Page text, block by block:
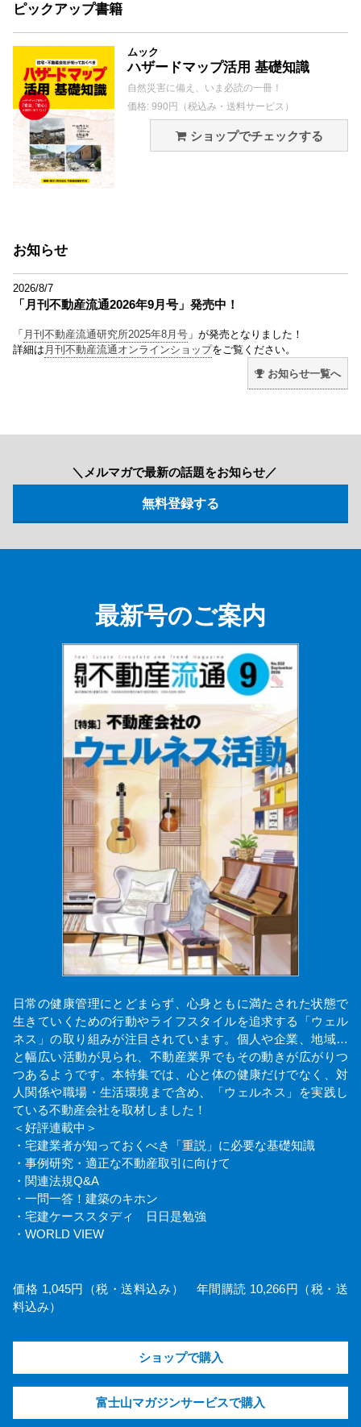
ピックアップ書籍
ムック
ハザードマップ活用 基礎知識
自然災害に備え、いま必読の一冊！
価格: 990円（税込み・送料サービス）
ショップでチェックする
お知らせ
2026/8/7
「月刊不動産流通2026年9月号」発売中！
「 月刊不動産流通研究所2025年8月号 」が発売となりました！
詳細は 月刊不動産流通オンラインショップをご覧ください。
お知らせ一覧へ
＼メルマガで最新の話題をお知らせ／
最新号のご案内
日常の健康管理にとどまらず、心身ともに満たされた状態で
生きていくための行動やライフスタイルを追求する「ウェル
ネス」の取り組みが注目されています。個人や企業、地域…
と幅広い活動が見られ、不動産業界でもその動きが広がりつ
つあるようです。本特集では、心と体の健康だけでなく、対
人関係や職場・生活環境まで含め、「ウェルネス」を実践し
ている不動産会社を取材しました！
＜好評連載中＞
・宅建業者が知っておくべき「重説」に必要な基礎知識
・事例研究・適正な不動産取引に向けて
・関連法規Q&A
・一問一答！建築のキホン
・宅建ケーススタディ 日日是勉強
・WORLD VIEW
価格 1,045円（税・送料込み） 年間購読 10,266円（税・送
料込み）
ショップで購入
富士山マガジンサービスで購入